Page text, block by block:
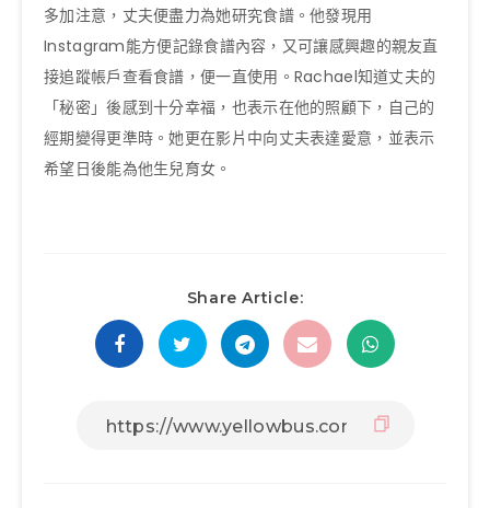
多加注意，丈夫便盡力為她研究食譜。他發現用
Instagram能方便記錄食譜內容，又可讓感興趣的親友直
接追蹤帳戶查看食譜，便一直使用。Rachael知道丈夫的
「秘密」後感到十分幸福，也表示在他的照顧下，自己的
經期變得更準時。她更在影片中向丈夫表達愛意，並表示
希望日後能為他生兒育女。
Share Article: